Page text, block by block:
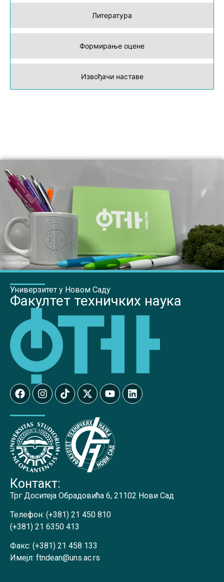
Литература
Формирање оцене
Извођачи наставе
Универзитет у Новом Саду
Факултет техничких наука
Контакт:
Трг Доситеја Обрадовића 6, 21102 Нови Сад
Телефон: (+381) 21 450 810
(+381) 21 6350 413
Факс: (+381) 21 458 133
Имејл: ftndean@uns.ac.rs